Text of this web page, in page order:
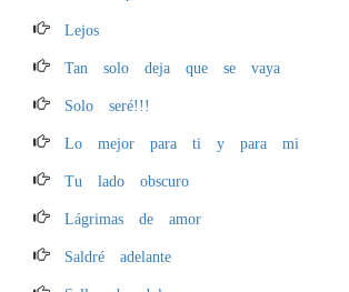
Lejos
Tan solo deja que se vaya
Solo seré!!!
Lo mejor para ti y para mi
Tu lado obscuro
Lágrimas de amor
Saldré adelante